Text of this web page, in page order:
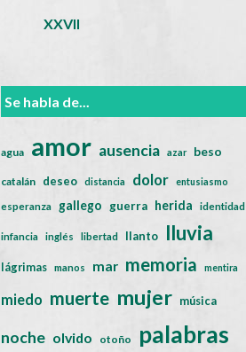
XXVII
Se habla de...
agua amor ausencia azar beso
catalán deseo distancia dolor entusiasmo
esperanza gallego guerra herida identidad
infancia inglés libertad llanto lluvia
lágrimas manos mar memoria mentira
miedo muerte mujer música
noche olvido otoño palabras